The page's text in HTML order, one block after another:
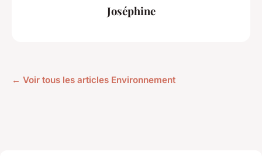
Joséphine
← Voir tous les articles Environnement